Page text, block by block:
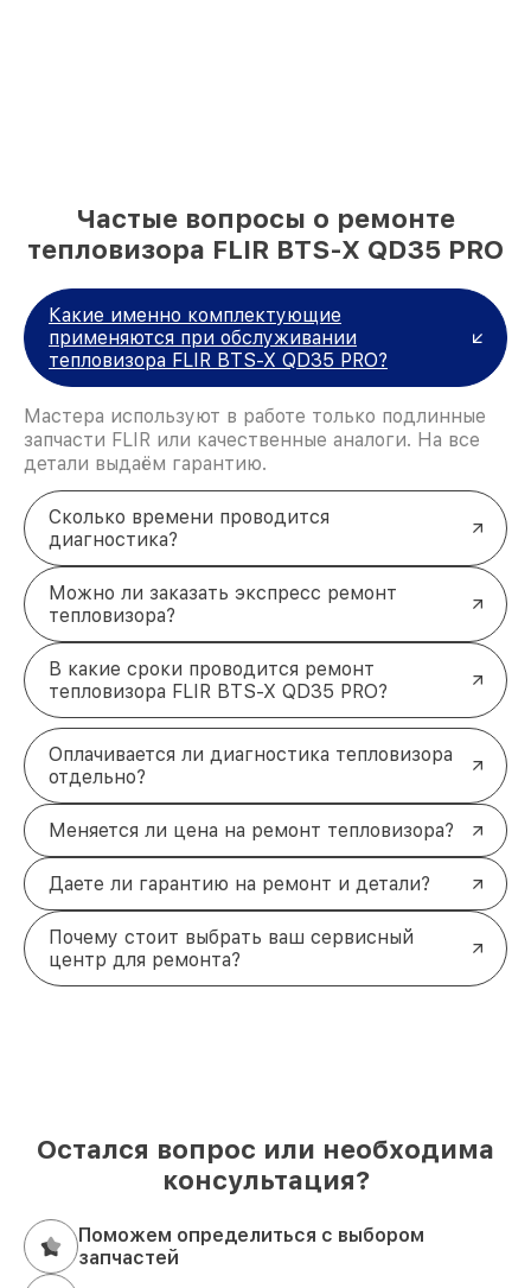
Частые вопросы о ремонте
тепловизора FLIR BTS-X QD35 PRO
Какие именно комплектующие
применяются при обслуживании
тепловизора FLIR BTS-X QD35 PRO?
Мастера используют в работе только подлинные
запчасти FLIR или качественные аналоги. На все
детали выдаём гарантию.
Сколько времени проводится
диагностика?
Можно ли заказать экспресс ремонт
тепловизора?
В какие сроки проводится ремонт
тепловизора FLIR BTS-X QD35 PRO?
Оплачивается ли диагностика тепловизора
отдельно?
Меняется ли цена на ремонт тепловизора?
Даете ли гарантию на ремонт и детали?
Почему стоит выбрать ваш сервисный
центр для ремонта?
Остался вопрос или необходима
консультация?
Поможем определиться с выбором
запчастей